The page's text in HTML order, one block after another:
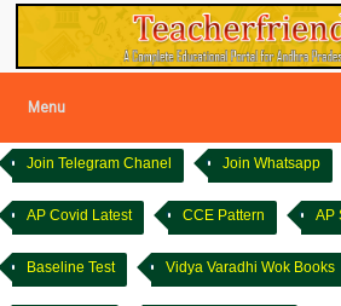
Menu
Join Telegram Chanel Join Whatsapp
AP Covid Latest CCE Pattern AP
Baseline Test Vidya Varadhi Wok Books